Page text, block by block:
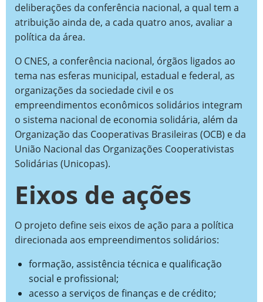
deliberações da conferência nacional, a qual tem a
atribuição ainda de, a cada quatro anos, avaliar a
política da área.
O CNES, a conferência nacional, órgãos ligados ao
tema nas esferas municipal, estadual e federal, as
organizações da sociedade civil e os
empreendimentos econômicos solidários integram
o sistema nacional de economia solidária, além da
Organização das Cooperativas Brasileiras (OCB) e da
União Nacional das Organizações Cooperativistas
Solidárias (Unicopas).
Eixos de ações
O projeto define seis eixos de ação para a política
direcionada aos empreendimentos solidários:
formação, assistência técnica e qualificação
social e profissional;
acesso a serviços de finanças e de crédito;